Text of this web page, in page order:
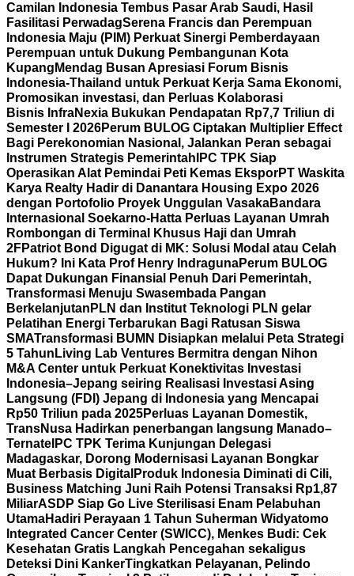
Camilan Indonesia Tembus Pasar Arab Saudi, Hasil
Fasilitasi PerwadagSerena Francis dan Perempuan
Indonesia Maju (PIM) Perkuat Sinergi Pemberdayaan
Perempuan untuk Dukung Pembangunan Kota
Kupang Mendag Busan Apresiasi Forum Bisnis
Indonesia-Thailand untuk Perkuat Kerja Sama Ekonomi,
Promosikan investasi, dan Perluas Kolaborasi
Bisnis InfraNexia Bukukan Pendapatan Rp7,7 Triliun di
Semester I 2026Perum BULOG Ciptakan Multiplier Effect
Bagi Perekonomian Nasional, Jalankan Peran sebagai
Instrumen Strategis Pemerintah IPC TPK Siap
Operasikan Alat Pemindai Peti Kemas EksporPT Waskita
Karya Realty Hadir di Danantara Housing Expo 2026
dengan Portofolio Proyek Unggulan VasakaBandara
Internasional Soekarno-Hatta Perluas Layanan Umrah
Rombongan di Terminal Khusus Haji dan Umrah
2FPatriot Bond Digugat di MK: Solusi Modal atau Celah
Hukum? Ini Kata Prof Henry IndragunaPerum BULOG
Dapat Dukungan Finansial Penuh Dari Pemerintah,
Transformasi Menuju Swasembada Pangan
Berkelanjutan PLN dan Institut Teknologi PLN gelar
Pelatihan Energi Terbarukan Bagi Ratusan Siswa
SMATransformasi BUMN Disiapkan melalui Peta Strategi
5 Tahun Living Lab Ventures Bermitra dengan Nihon
M&A Center untuk Perkuat Konektivitas Investasi
Indonesia–Jepang seiring Realisasi Investasi Asing
Langsung (FDI) Jepang di Indonesia yang Mencapai
Rp50 Triliun pada 2025Perluas Layanan Domestik,
TransNusa Hadirkan penerbangan langsung Manado–
Ternate IPC TPK Terima Kunjungan Delegasi
Madagaskar, Dorong Modernisasi Layanan Bongkar
Muat Berbasis Digital Produk Indonesia Diminati di Cili,
Business Matching Juni Raih Potensi Transaksi Rp1,87
MiliarASDP Siap Go Live Sterilisasi Enam Pelabuhan
UtamaHadiri Perayaan 1 Tahun Suherman Widyatomo
Integrated Cancer Center (SWICC), Menkes Budi: Cek
Kesehatan Gratis Langkah Pencegahan sekaligus
Deteksi Dini KankerTingkatkan Pelayanan, Pelindo